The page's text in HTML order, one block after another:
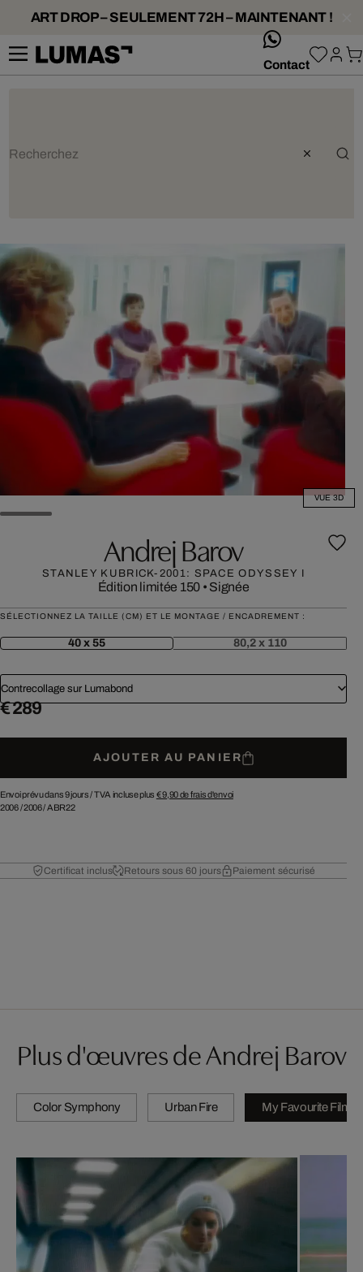
ART DROP – SEULEMENT 72H – MAINTENANT !
Contact
VUE 3D
Andrej Barov
STANLEY KUBRICK-2001: SPACE ODYSSEY I
Édition limitée 150 • Signée
SÉLECTIONNEZ LA TAILLE (CM) ET LE MONTAGE / ENCADREMENT :
40 x 55 80,2 x 110
Contrecollage sur Lumabond
€ 289
AJOUTER AU PANIER
Envoi prévu dans 9 jours /TVA incluse plus € 9,90de frais d'envoi
2006/2006/ABR22
Certificat inclus Retours sous 60 jours Paiement sécurisé
Plus d'œuvres de Andrej Barov
Color Symphony Urban Fire My Favourite Films